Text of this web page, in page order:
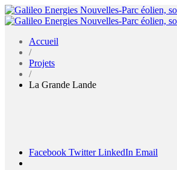
Accueil
/
Projets
/
La Grande Lande
Facebook Twitter LinkedIn Email